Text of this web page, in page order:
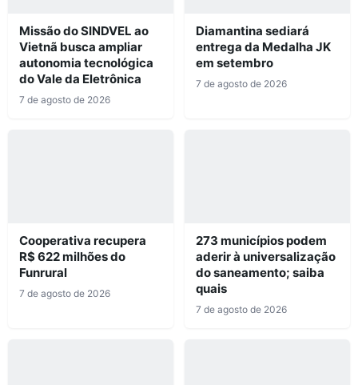
Missão do SINDVEL ao
Vietnã busca ampliar
autonomia tecnológica
do Vale da Eletrônica
7 de agosto de 2026
Diamantina sediará
entrega da Medalha JK
em setembro
7 de agosto de 2026
Cooperativa recupera
R$ 622 milhões do
Funrural
7 de agosto de 2026
273 municípios podem
aderir à universalização
do saneamento; saiba
quais
7 de agosto de 2026